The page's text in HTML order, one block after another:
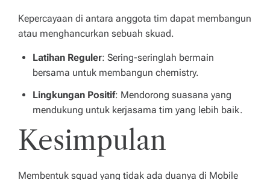
Kepercayaan di antara anggota tim dapat membangun
atau menghancurkan sebuah skuad.
Latihan Reguler: Sering-seringlah bermain
bersama untuk membangun chemistry.
Lingkungan Positif: Mendorong suasana yang
mendukung untuk kerjasama tim yang lebih baik.
Kesimpulan
Membentuk squad yang tidak ada duanya di Mobile